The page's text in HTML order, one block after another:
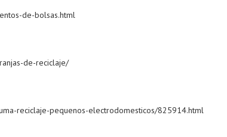
de-bolsas.html
de-reciclaje/
reciclaje-pequenos-electrodomesticos/825914.html